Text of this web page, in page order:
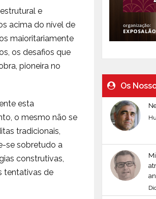
e
acima do nível de
maioritariamente
os desafios que
pioneira no
esta
o mesmo não se
tradicionais,
se sobretudo a
construtivas,
tentativas de
Os